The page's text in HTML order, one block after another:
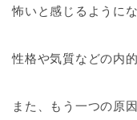
怖いと感じるように
性格や気質などの内
また、もう一つの原